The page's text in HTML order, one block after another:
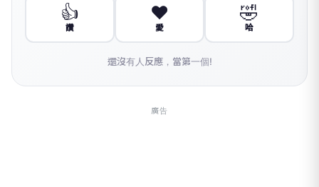
👍
讚
❤️
愛
🤣
哈
還沒有人反應，當第一個!
廣告